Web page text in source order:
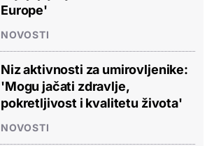
Europe'
NOVOSTI
Niz aktivnosti za umirovljenike:
'Mogu jačati zdravlje,
pokretljivost i kvalitetu života'
NOVOSTI